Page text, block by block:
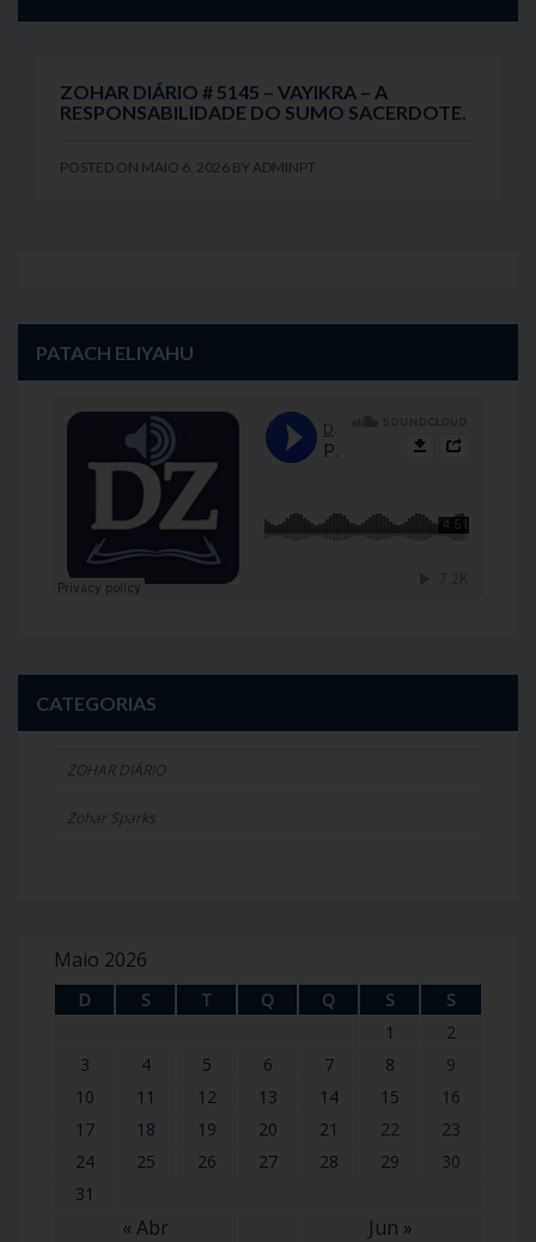
ZOHAR DIÁRIO # 5145 – VAYIKRA – A
RESPONSABILIDADE DO SUMO SACERDOTE.
POSTED ON MAIO 6, 2026 BY ADMINPT
PATACH ELIYAHU
CATEGORIAS
ZOHAR DIÁRIO
Zohar Sparks
Maio 2026
D S T Q Q S S
« Abr Jun »
1
2
3
4 5 6 7 8
9
10
11 12 13 14 15
16
17
18 19 20 21 22
23
24
25 26 27 28 29
30
31